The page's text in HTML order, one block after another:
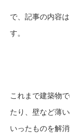
で、記事の内容
す。
これまで建築物
たり、壁など薄
いったものを解